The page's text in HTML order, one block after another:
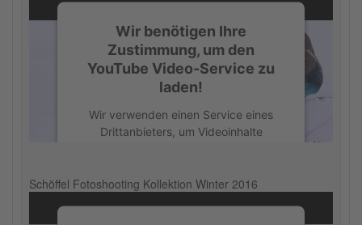
Mehr Informationen
Akzeptieren
powered byUsercentrics Consent
Management Platform
Wir benötigen Ihre
Zustimmung, um den
YouTube Video-Service zu
laden!
Wir verwenden einen Service eines
Drittanbieters, um Videoinhalte
Bitte lesen Sie die Details durch und
Schöffel Fotoshooting Kollektion Winter 2016